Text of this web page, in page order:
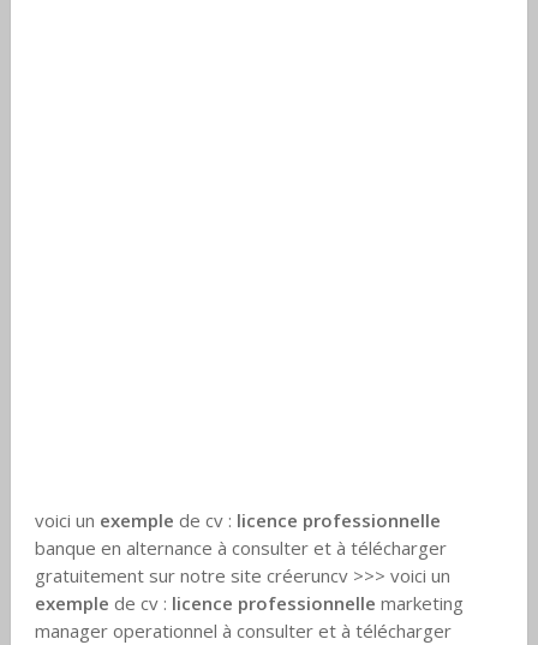
voici un exemple de cv : licence professionnelle
banque en alternance à consulter et à télécharger
gratuitement sur notre site créeruncv >>> voici un
exemple de cv : licence professionnelle marketing
manager operationnel à consulter et à télécharger